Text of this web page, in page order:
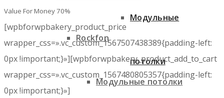
Rockfon
Модульные потолки
Модульные
потолки
Value For Money70%
[wpbforwpbakery_product_price
wrapper_css=».vc_custom_1567507438389{padding-left:
0px !important;}»][wpbforwpbakery_product_add_to_cart
wrapper_css=».vc_custom_1567480805357{padding-left:
0px !important;}»]